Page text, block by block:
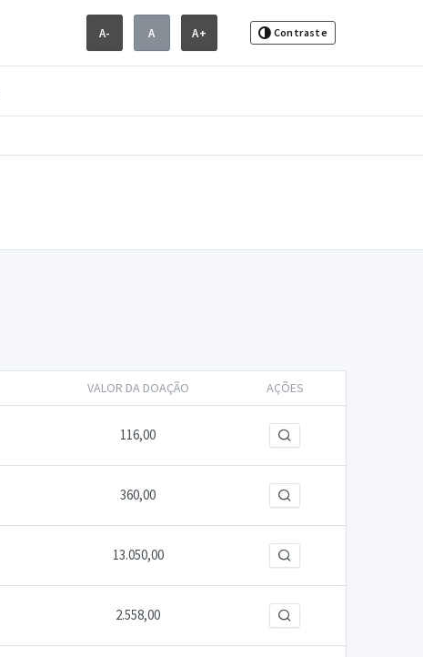
A- A A+ Contraste
VALOR DA DOAÇÃO AÇÕES
116,00
360,00
13.050,00
2.558,00